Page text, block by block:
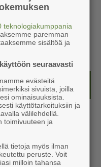
teknologiakumppania
paremman
sisältöä ja
seuraavasti
evästeitä
sivuista, joilla
ominaisuuksista.
käyttötarkoituksiin ja
välilehdellä.
toimivuuteen ja
tietoja myös ilman
peruste. Voit
milloin tahansa